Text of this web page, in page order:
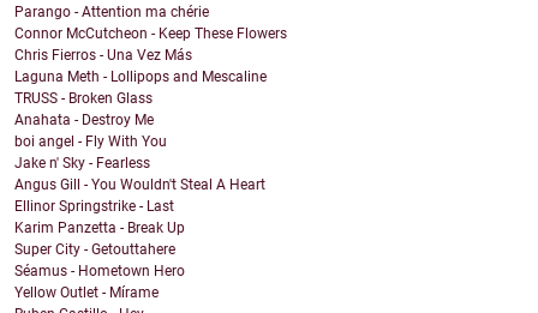
Parango - Attention ma chérie
Connor McCutcheon - Keep These Flowers
Chris Fierros - Una Vez Más
Laguna Meth - Lollipops and Mescaline
TRUSS - Broken Glass
Anahata - Destroy Me
boi angel - Fly With You
Jake n' Sky - Fearless
Angus Gill - You Wouldn't Steal A Heart
Ellinor Springstrike - Last
Karim Panzetta - Break Up
Super City - Getouttahere
Séamus - Hometown Hero
Yellow Outlet - Mírame